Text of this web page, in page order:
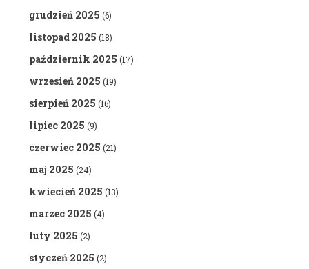
grudzień 2025 (6)
listopad 2025 (18)
październik 2025 (17)
wrzesień 2025 (19)
sierpień 2025 (16)
lipiec 2025 (9)
czerwiec 2025 (21)
maj 2025 (24)
kwiecień 2025 (13)
marzec 2025 (4)
luty 2025 (2)
styczeń 2025 (2)